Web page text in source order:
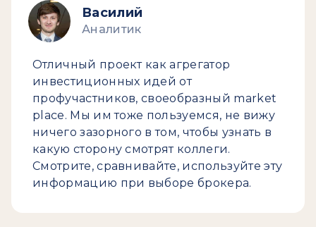
Василий
Аналитик
Отличный проект как агрегатор
инвестиционных идей от
профучастников, своеобразный market
place. Мы им тоже пользуемся, не вижу
ничего зазорного в том, чтобы узнать в
какую сторону смотрят коллеги.
Смотрите, сравнивайте, используйте эту
информацию при выборе брокера.